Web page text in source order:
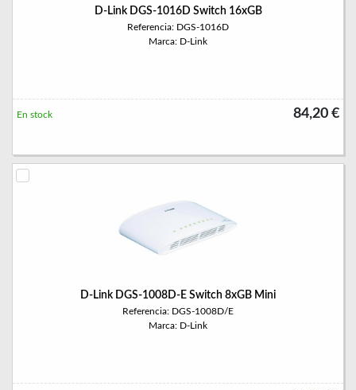
D-Link DGS-1016D Switch 16xGB
Referencia: DGS-1016D
Marca: D-Link
84,20 €
En stock
D-Link DGS-1008D-E Switch 8xGB Mini
Referencia: DGS-1008D/E
Marca: D-Link